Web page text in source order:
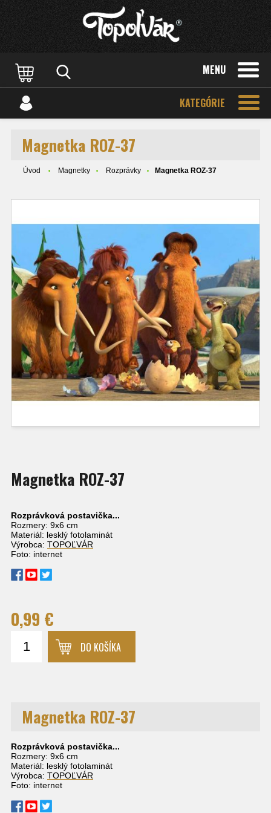
MENU
KATEGÓRIE
Magnetka ROZ-37
Úvod Magnetky Rozprávky Magnetka ROZ-37
Magnetka ROZ-37
Rozprávková postavička...
Rozmery: 9x6 cm
Materiál: lesklý fotolaminát
Výrobca: TOPOĽVÁR
Foto: internet
0,99 €
DO KOŠÍKA
Magnetka ROZ-37
Rozprávková postavička...
Rozmery: 9x6 cm
Materiál: lesklý fotolaminát
Výrobca: TOPOĽVÁR
Foto: internet